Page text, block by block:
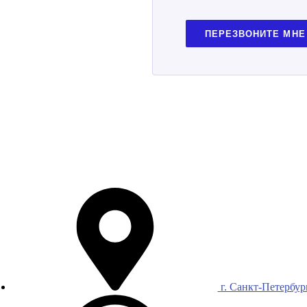
ПЕРЕЗВОНИТЕ МНЕ
г. Санкт-